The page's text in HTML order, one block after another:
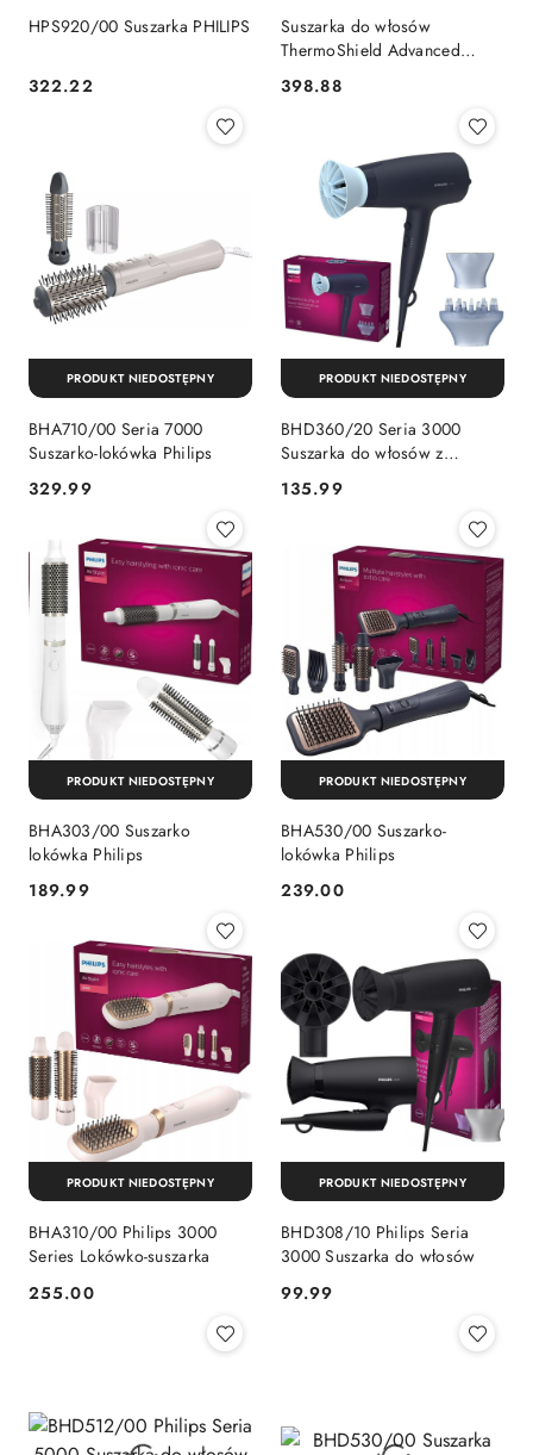
HPS920/00 Suszarka PHILIPS
Cena:
322.22
Suszarka do włosów
ThermoShield Advanced
jonizacja 1800W Philips
BHD720/10
Cena:
398.88
BHA710/00 Seria 7000
Suszarko-lokówka Philips
Cena:
329.99
PRODUKT NIEDOSTĘPNY
BHD360/20 Seria 3000
Suszarka do włosów z
Philips
Cena:
135.99
PRODUKT NIEDOSTĘPNY
BHA303/00 Suszarko
lokówka Philips
Cena:
189.99
PRODUKT NIEDOSTĘPNY
BHA530/00 Suszarko-
lokówka Philips
Cena:
239.00
PRODUKT NIEDOSTĘPNY
BHA310/00 Philips 3000
Series Lokówko-suszarka
Cena:
255.00
PRODUKT NIEDOSTĘPNY
BHD308/10 Philips Seria
3000 Suszarka do włosów
Cena:
99.99
PRODUKT NIEDOSTĘPNY